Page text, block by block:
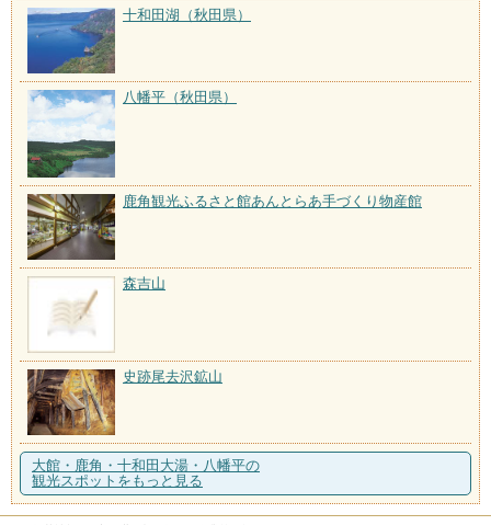
十和田湖（秋田県）
八幡平（秋田県）
鹿角観光ふるさと館あんとらあ手づくり物産館
森吉山
史跡尾去沢鉱山
大館・鹿角・十和田大湯・八幡平の
観光スポットをもっと見る